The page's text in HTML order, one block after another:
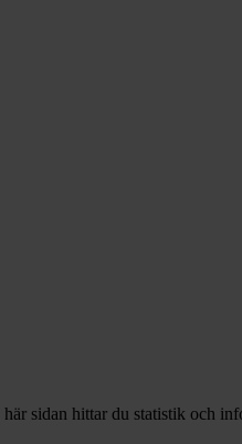
här sidan hittar du statistik och